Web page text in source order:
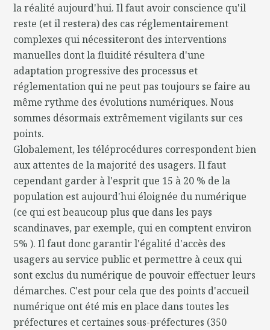
la réalité aujourd'hui. Il faut avoir conscience qu'il
reste (et il restera) des cas réglementairement
complexes qui nécessiteront des interventions
manuelles dont la fluidité résultera d'une
adaptation progressive des processus et
réglementation qui ne peut pas toujours se faire au
même rythme des évolutions numériques. Nous
sommes désormais extrêmement vigilants sur ces
points.
Globalement, les téléprocédures correspondent bien
aux attentes de la majorité des usagers. Il faut
cependant garder à l'esprit que 15 à 20 % de la
population est aujourd'hui éloignée du numérique
(ce qui est beaucoup plus que dans les pays
scandinaves, par exemple, qui en comptent environ
5% ). Il faut donc garantir l'égalité d'accès des
usagers au service public et permettre à ceux qui
sont exclus du numérique de pouvoir effectuer leurs
démarches. C'est pour cela que des points d'accueil
numérique ont été mis en place dans toutes les
préfectures et certaines sous-préfectures (350